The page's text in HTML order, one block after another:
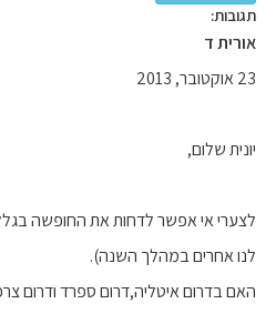
תגובות:
אורית ד
23 אוקטובר, 2013
יונית שלום,
לצערי אי אפשר לדחות את החופשה
לנו אחרים במהלך השנה).
האם בדרום איטליה,דרום ספרד ודרום